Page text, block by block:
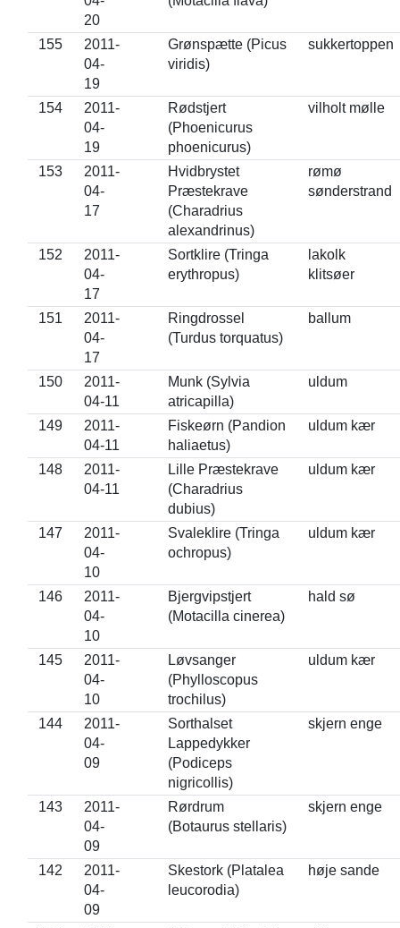
20
155
2011-
04-
19
Grønspætte (Picus
viridis)
sukkertoppen
154
2011-
04-
19
Rødstjert
(Phoenicurus
phoenicurus)
vilholt mølle
153
2011-
04-
17
Hvidbrystet
Præstekrave
(Charadrius
alexandrinus)
rømø
sønderstrand
152
2011-
04-
17
Sortklire (Tringa
erythropus)
lakolk
klitsøer
151
2011-
04-
17
Ringdrossel
(Turdus torquatus)
ballum
150
2011-
04-11
Munk (Sylvia
atricapilla)
uldum
149
2011-
04-11
Fiskeørn (Pandion
haliaetus)
uldum kær
148
2011-
04-11
Lille Præstekrave
(Charadrius
dubius)
uldum kær
147
2011-
04-
10
Svaleklire (Tringa
ochropus)
uldum kær
146
2011-
04-
10
Bjergvipstjert
(Motacilla cinerea)
hald sø
145
2011-
04-
10
Løvsanger
(Phylloscopus
trochilus)
uldum kær
144
2011-
04-
09
Sorthalset
Lappedykker
(Podiceps
nigricollis)
skjern enge
143
2011-
04-
09
Rørdrum
(Botaurus stellaris)
skjern enge
142
2011-
04-
09
Skestork (Platalea
leucorodia)
høje sande